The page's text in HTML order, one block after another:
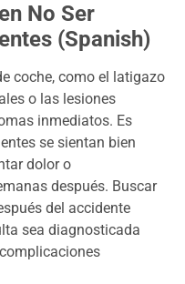
No Ser
(Spanish)
coche, como el latigazo
o las lesiones
inmediatos. Es
se sientan bien
dolor o
después. Buscar
del accidente
sea diagnosticada